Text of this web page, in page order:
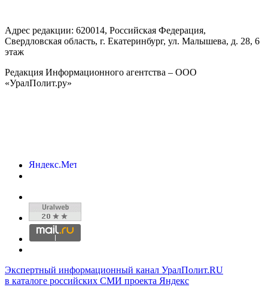
Адрес редакции: 620014, Российская Федерация,
Свердловская область, г. Екатеринбург, ул. Малышева, д. 28, 6
этаж
Редакция Информационного агентства – ООО
«УралПолит.ру»
Экспертный информационный канал УралПолит.RU
в каталоге российских СМИ проекта Яндекс